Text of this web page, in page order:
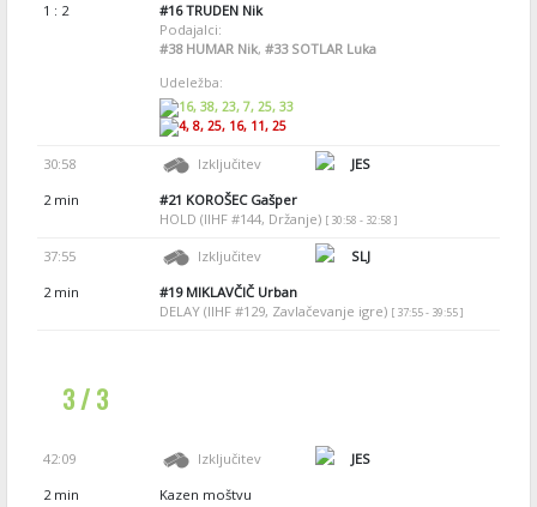
1 : 2
#16TRUDEN Nik
Podajalci:
#38HUMAR Nik, #33SOTLAR Luka
Udeležba:
16, 38, 23, 7, 25, 33
4, 8, 25, 16, 11, 25
30:58 Izključitev
JES
2 min
#21 KOROŠEC Gašper
HOLD (IIHF #144, Držanje) [ 30:58 - 32:58 ]
37:55 Izključitev
SLJ
2 min
#19MIKLAVČIČ Urban
DELAY (IIHF #129, Zavlačevanje igre) [ 37:55 - 39:55 ]
3 / 3
42:09 Izključitev
JES
2 min
Kazen moštvu